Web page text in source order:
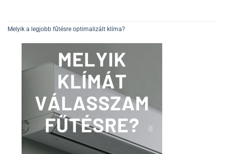
Melyik a legjobb fűtésre optimalizált klíma?